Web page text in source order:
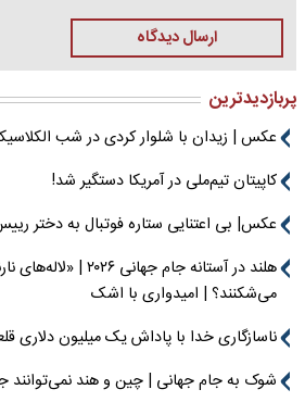
ارسال دیدگاه
پربازدیدترین
عکس | زیدان با شلوار کردی در شب
کاپیتان تیم‌ملی در آمریکا دستگیر شد!
عکس| بی اعتنایی ستاره فوتبال به دختر
هلند در آستانه جام
می‌شکنند؟ | امیدواری با اشک
ناسازگاری خدا با پاداش یک میلیون دلاری
شوک به جام جهانی | چین و هند نمی‌توانند